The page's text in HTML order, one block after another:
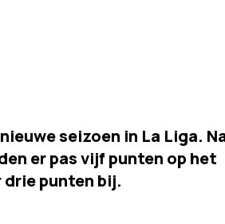
seizoen in La Liga.
er pas vijf punten op het
punten bij.